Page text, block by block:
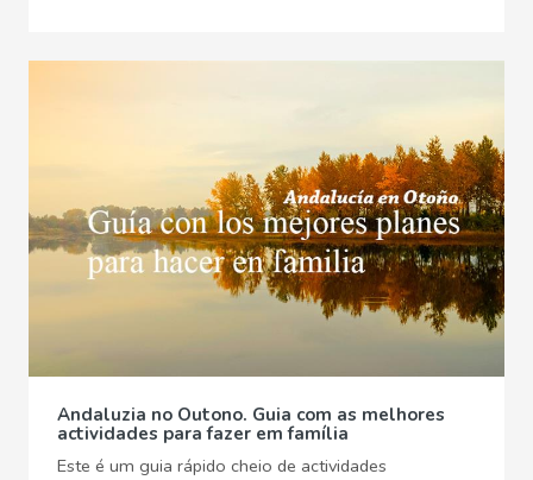
Andaluzia no Outono. Guia com as melhores
actividades para fazer em família
Este é um guia rápido cheio de actividades